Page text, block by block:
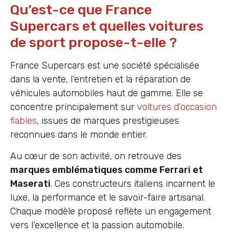
Qu’est-ce que France
Supercars et quelles voitures
de sport propose-t-elle ?
France Supercars est une société spécialisée
dans la vente, l’entretien et la réparation de
véhicules automobiles haut de gamme. Elle se
concentre principalement sur voitures d’occasion
fiables, issues de marques prestigieuses
reconnues dans le monde entier.
Au cœur de son activité, on retrouve des
marques emblématiques comme Ferrari et
Maserati. Ces constructeurs italiens incarnent le
luxe, la performance et le savoir-faire artisanal.
Chaque modèle proposé reflète un engagement
vers l’excellence et la passion automobile.